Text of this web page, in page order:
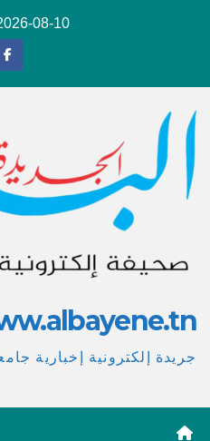
08-10
جريدة إلكترونية إخبارية